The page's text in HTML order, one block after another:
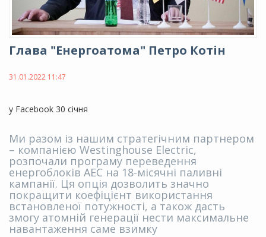
Глава "Енергоатома" Петро Котін
31.01.2022 11:47
у Facebook 30 січня
Ми разом із нашим стратегічним партнером
– компанією Westinghouse Electric,
розпочали програму переведення
енергоблоків АЕС на 18-місячні паливні
кампанії. Ця опція дозволить значно
покращити коефіцієнт використання
встановленої потужності, а також дасть
змогу атомній генерації нести максимальне
навантаження саме взимку